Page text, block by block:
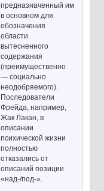
предназначенный им
в основном для
обозначения
области
вытесненного
содержания
(преимущественно
— социально
неодобряемого).
Последователи
Фрейда, например,
Жак Лакан, в
описании
психической жизни
полностью
отказались от
описаний позиции
«над-/под-».